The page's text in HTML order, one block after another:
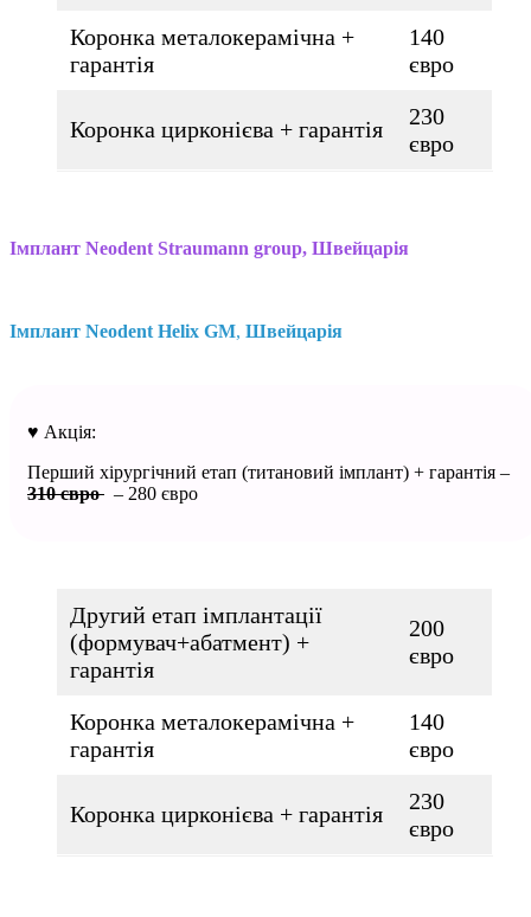
Коронка металокерамічна +
гарантія
140
євро
Коронка цирконієва + гарантія
230
євро
Імплант Neodent Straumann group, Швейцарія
Імплант Neodent Helix GM, Швейцарія
♥️ Акція:
Перший хірургічний етап (титановий імплант) + гарантія –
310 євро – 280 євро
Другий етап імплантації
(формувач+абатмент) +
гарантія
200
євро
Коронка металокерамічна +
гарантія
140
євро
Коронка цирконієва + гарантія
230
євро